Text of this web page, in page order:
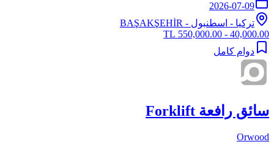
2026-07-09
تركيا - اسطنبول - BAŞAKŞEHİR
40,000.00 - 550,000.00 TL
دوام كامل
سائق رافعة Forklift
Orwood